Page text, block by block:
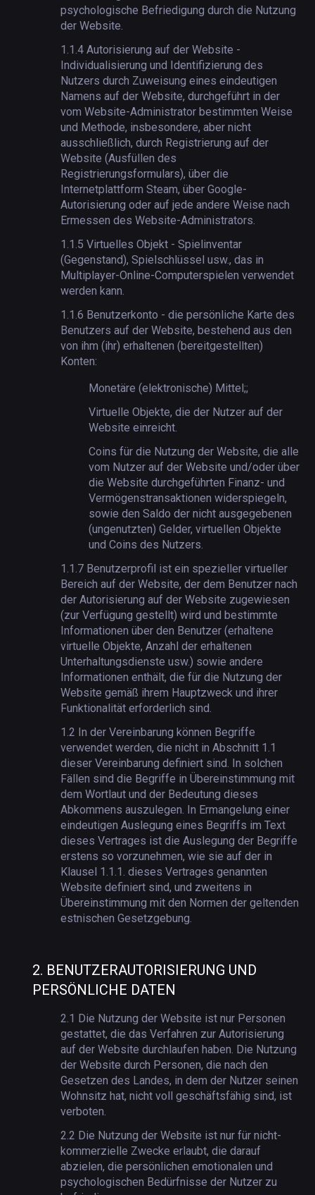
psychologische Befriedigung durch die Nutzung
der Website.
1.1.4 Autorisierung auf der Website -
Individualisierung und Identifizierung des
Nutzers durch Zuweisung eines eindeutigen
Namens auf der Website, durchgeführt in der
vom Website-Administrator bestimmten Weise
und Methode, insbesondere, aber nicht
ausschließlich, durch Registrierung auf der
Website (Ausfüllen des
Registrierungsformulars), über die
Internetplattform Steam, über Google-
Autorisierung oder auf jede andere Weise nach
Ermessen des Website-Administrators.
1.1.5 Virtuelles Objekt - Spielinventar
(Gegenstand), Spielschlüssel usw., das in
Multiplayer-Online-Computerspielen verwendet
werden kann.
1.1.6 Benutzerkonto - die persönliche Karte des
Benutzers auf der Website, bestehend aus den
von ihm (ihr) erhaltenen (bereitgestellten)
Konten:
Monetäre (elektronische) Mittel;;
Virtuelle Objekte, die der Nutzer auf der
Website einreicht.
Coins für die Nutzung der Website, die alle
vom Nutzer auf der Website und/oder über
die Website durchgeführten Finanz- und
Vermögenstransaktionen widerspiegeln,
sowie den Saldo der nicht ausgegebenen
(ungenutzten) Gelder, virtuellen Objekte
und Coins des Nutzers.
1.1.7 Benutzerprofil ist ein spezieller virtueller
Bereich auf der Website, der dem Benutzer nach
der Autorisierung auf der Website zugewiesen
(zur Verfügung gestellt) wird und bestimmte
Informationen über den Benutzer (erhaltene
virtuelle Objekte, Anzahl der erhaltenen
Unterhaltungsdienste usw.) sowie andere
Informationen enthält, die für die Nutzung der
Website gemäß ihrem Hauptzweck und ihrer
Funktionalität erforderlich sind.
1.2 In der Vereinbarung können Begriffe
verwendet werden, die nicht in Abschnitt 1.1
dieser Vereinbarung definiert sind. In solchen
Fällen sind die Begriffe in Übereinstimmung mit
dem Wortlaut und der Bedeutung dieses
Abkommens auszulegen. In Ermangelung einer
eindeutigen Auslegung eines Begriffs im Text
dieses Vertrages ist die Auslegung der Begriffe
erstens so vorzunehmen, wie sie auf der in
Klausel 1.1.1. dieses Vertrages genannten
Website definiert sind, und zweitens in
Übereinstimmung mit den Normen der geltenden
estnischen Gesetzgebung.
2. BENUTZERAUTORISIERUNG UND
PERSÖNLICHE DATEN
2.1 Die Nutzung der Website ist nur Personen
gestattet, die das Verfahren zur Autorisierung
auf der Website durchlaufen haben. Die Nutzung
der Website durch Personen, die nach den
Gesetzen des Landes, in dem der Nutzer seinen
Wohnsitz hat, nicht voll geschäftsfähig sind, ist
verboten.
2.2 Die Nutzung der Website ist nur für nicht-
kommerzielle Zwecke erlaubt, die darauf
abzielen, die persönlichen emotionalen und
psychologischen Bedürfnisse der Nutzer zu